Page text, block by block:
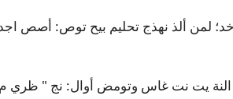
لمن ألذ نهذج تحليم بيح توص: أصص
يت نت غاس وتومض أوال: نج " ظري م